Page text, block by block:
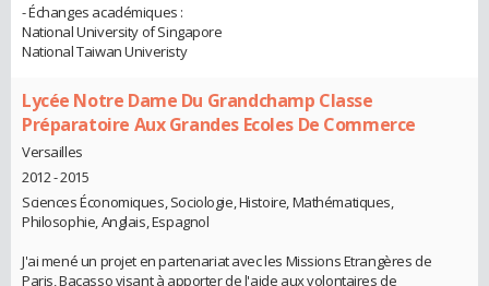
- Échanges académiques :
National University of Singapore
National Taiwan Univeristy
Lycée Notre Dame Du Grandchamp Classe
Préparatoire Aux Grandes Ecoles De Commerce
Versailles
2012 - 2015
Sciences Économiques, Sociologie, Histoire, Mathématiques,
Philosophie, Anglais, Espagnol
J'ai mené un projet en partenariat avec les Missions Etrangères de
Paris, Bacasso visant à apporter de l'aide aux volontaires de